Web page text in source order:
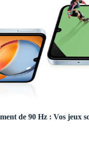
de 90 Hz : Vos jeux